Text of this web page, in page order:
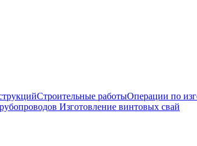
Строительные работыОперации по
Изготовление винтовых свай